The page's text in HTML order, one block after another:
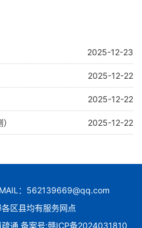
2025-12-23
2025-12-22
2025-12-22
2025-12-22
：562139669@qq.com
区县均有服务网点
通 备案号:赣ICP备2024031810